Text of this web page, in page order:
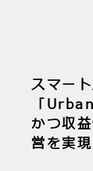
スマー
「
かつ収
営を実現